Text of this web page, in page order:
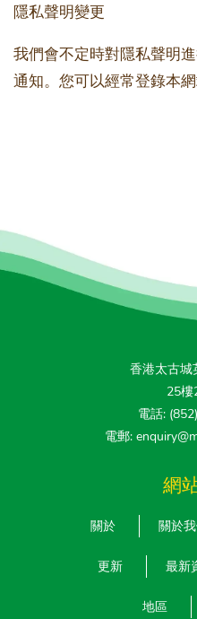
隱私聲明變更
我們會不定時對隱私聲明
通知。您可以經常登錄本
香港太古城
25樓
電話:
電郵:
網
關於 關於
更新 最新
地區